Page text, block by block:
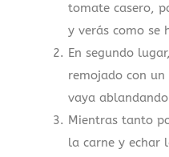
tomate casero,
y verás como se
En segundo
remojado con un
vaya ablandando
Mientras tanto
la carne y echar